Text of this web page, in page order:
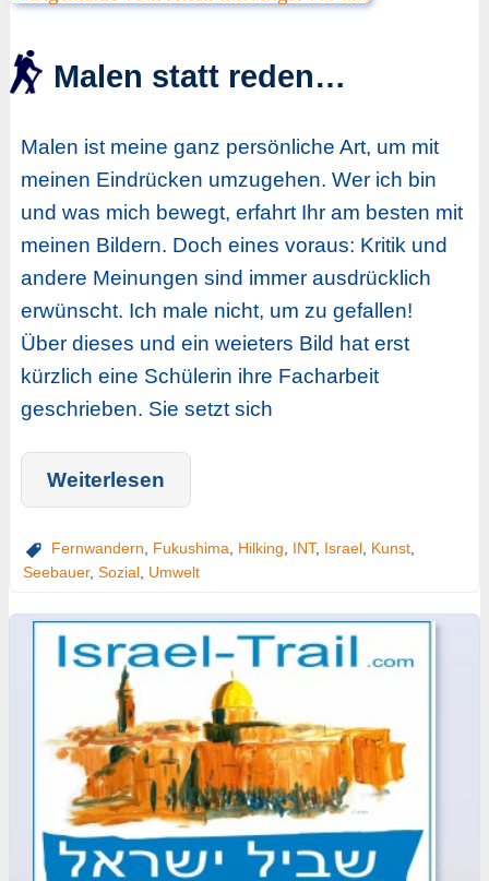
Malen statt reden…
Malen ist meine ganz persönliche Art, um mit
meinen Eindrücken umzugehen. Wer ich bin
und was mich bewegt, erfahrt Ihr am besten mit
meinen Bildern. Doch eines voraus: Kritik und
andere Meinungen sind immer ausdrücklich
erwünscht. Ich male nicht, um zu gefallen!
Über dieses und ein weieters Bild hat erst
kürzlich eine Schülerin ihre Facharbeit
geschrieben. Sie setzt sich
Weiterlesen
Fernwandern Fukushima Hilking INT, Israel, Kunst,
Seebauer, Sozial, Umwelt